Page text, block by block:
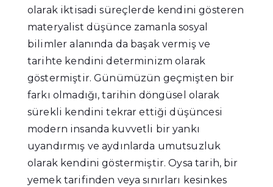
olarak iktisadi süreçlerde kendini gösteren
materyalist düşünce zamanla sosyal
bilimler alanında da başak vermiş ve
tarihte kendini determinizm olarak
göstermiştir. Günümüzün geçmişten bir
farkı olmadığı, tarihin döngüsel olarak
sürekli kendini tekrar ettiği düşüncesi
modern insanda kuvvetli bir yankı
uyandırmış ve aydınlarda umutsuzluk
olarak kendini göstermiştir. Oysa tarih, bir
yemek tarifinden veya sınırları kesinkes